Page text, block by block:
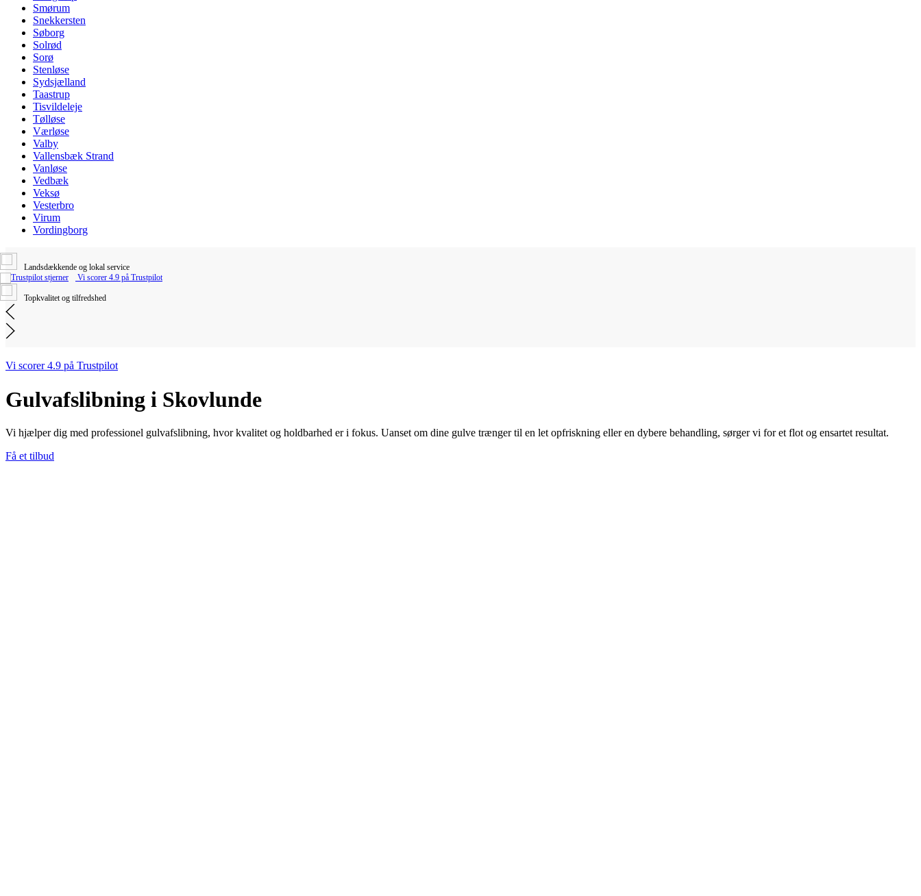
Smørum
Snekkersten
Søborg
Solrød
Sorø
Stenløse
Sydsjælland
Taastrup
Tisvildeleje
Tølløse
Værløse
Valby
Vallensbæk Strand
Vanløse
Vedbæk
Veksø
Vesterbro
Virum
Vordingborg
Landsdækkende og lokal service
Vi scorer 4.9 på Trustpilot
Topkvalitet og tilfredshed
Vi scorer 4.9 på Trustpilot
Gulvafslibning i Skovlunde
Vi hjælper dig med professionel gulvafslibning, hvor kvalitet og holdbarhed er i fokus. Uanset om dine gulve trænger til en let opfriskning eller en dybere behandling, sørger vi for et flot og ensartet resultat.
Få et tilbud